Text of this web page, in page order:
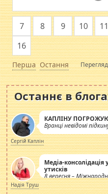
Перша
7 8 9 10 11
16
Остання
Останнє в
КАПЛІНУ
Вранці невідомі
Сергій Каплін
Медіа-
утисків
8 вересня –
журналістів.
Надія Труш